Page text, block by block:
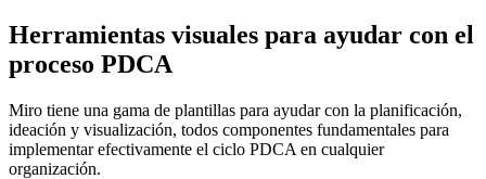
Herramientas visuales para ayudar con el
proceso PDCA
Miro tiene una gama de plantillas para ayudar con la planificación,
ideación y visualización, todos componentes fundamentales para
implementar efectivamente el ciclo PDCA en cualquier
organización.